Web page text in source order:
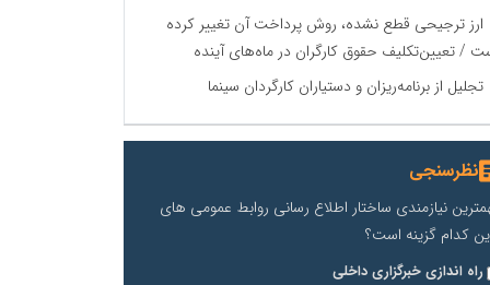
ارز ترجیحی قطع نشده، روش پرداخت آن تغییر کرده
/ تعیین‌تکلیف حقوق کارگران در ماه‌های آینده
تجلیل از برنامه‌ریزان و دستیاران کارگردان سینما
نظرسنجی
نیازمندی ساختار اطلاع رسانی روابط عمومی های
کدام گزینه است؟
راه اندازی خبرگزاری داخلی